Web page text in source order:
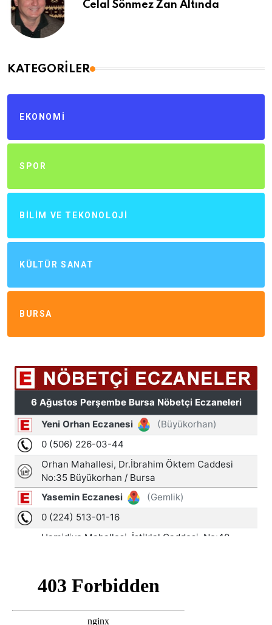
Celal Sönmez Zan Altında
KATEGORILER
EKONOMI
SPOR
BILIM VE TEKONOLOJI
KÜLTÜR SANAT
BURSA